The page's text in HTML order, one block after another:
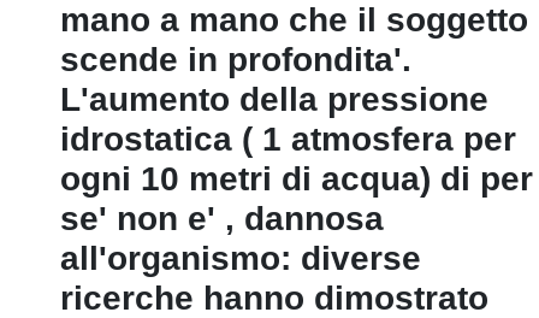
mano a mano che il soggetto
scende in profondita'.
L'aumento della pressione
idrostatica ( 1 atmosfera per
ogni 10 metri di acqua) di per
se' non e' ‚ dannosa
all'organismo: diverse
ricerche hanno dimostrato